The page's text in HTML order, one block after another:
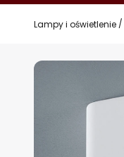
Lampy i oświetlenie
Przejdź